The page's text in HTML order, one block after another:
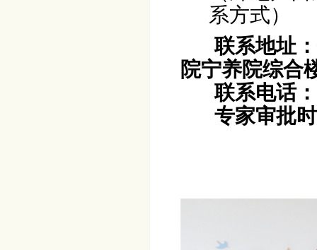
系方式）
联系地址：
院宁养院综合
联系电话：
专家审批时